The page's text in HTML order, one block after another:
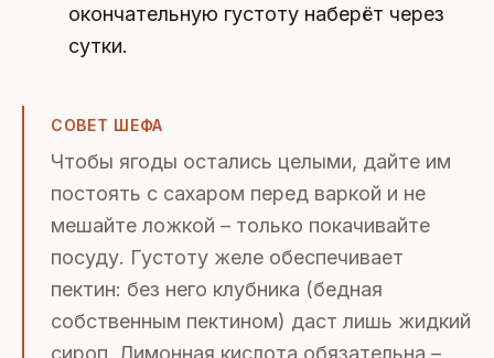
окончательную густоту наберёт через
сутки.
СОВЕТ ШЕФА
Чтобы ягоды остались целыми, дайте им
постоять с сахаром перед варкой и не
мешайте ложкой – только покачивайте
посуду. Густоту желе обеспечивает
пектин: без него клубника (бедная
собственным пектином) даст лишь жидкий
сироп. Лимонная кислота обязательна –